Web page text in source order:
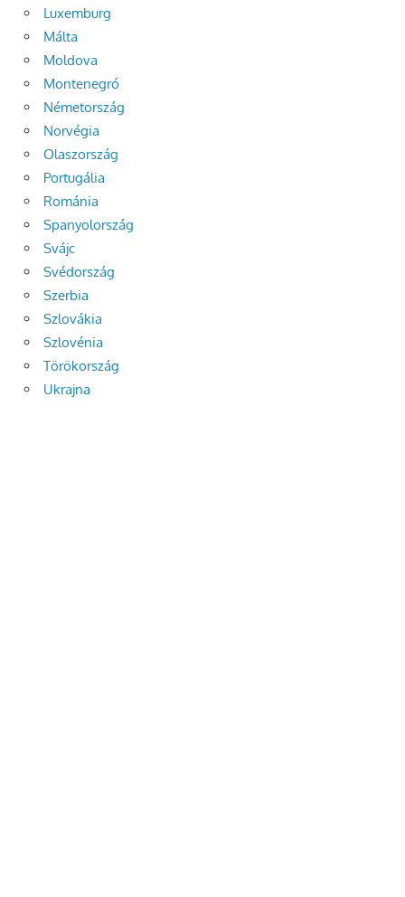
Luxemburg
Málta
Moldova
Montenegró
Németország
Norvégia
Olaszország
Portugália
Románia
Spanyolország
Svájc
Svédország
Szerbia
Szlovákia
Szlovénia
Törökország
Ukrajna